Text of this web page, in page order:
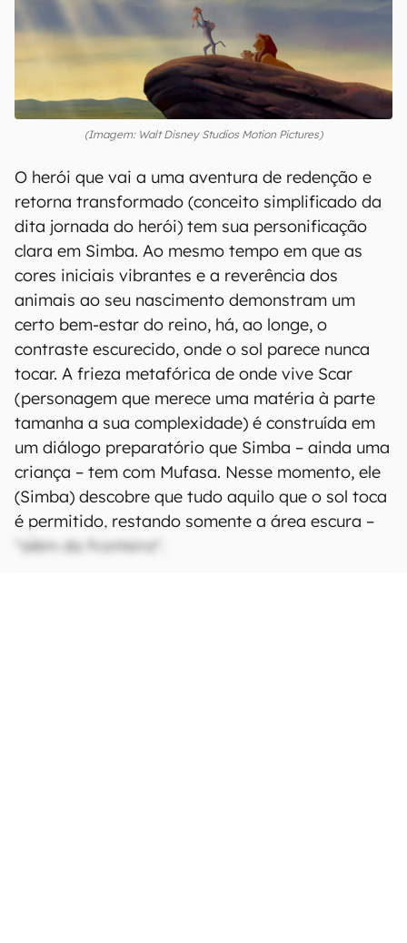
(Imagem: Walt Disney Studios Motion Pictures)
O herói que vai a uma aventura de redenção e
retorna transformado (conceito simplificado da
dita jornada do herói) tem sua personificação
clara em Simba. Ao mesmo tempo em que as
cores iniciais vibrantes e a reverência dos
animais ao seu nascimento demonstram um
certo bem-estar do reino, há, ao longe, o
contraste escurecido, onde o sol parece nunca
tocar. A frieza metafórica de onde vive Scar
(personagem que merece uma matéria à parte
tamanha a sua complexidade) é construída em
um diálogo preparatório que Simba – ainda uma
criança – tem com Mufasa. Nesse momento, ele
(Simba) descobre que tudo aquilo que o sol toca
é permitido, restando somente a área escura –
"além da fronteira".